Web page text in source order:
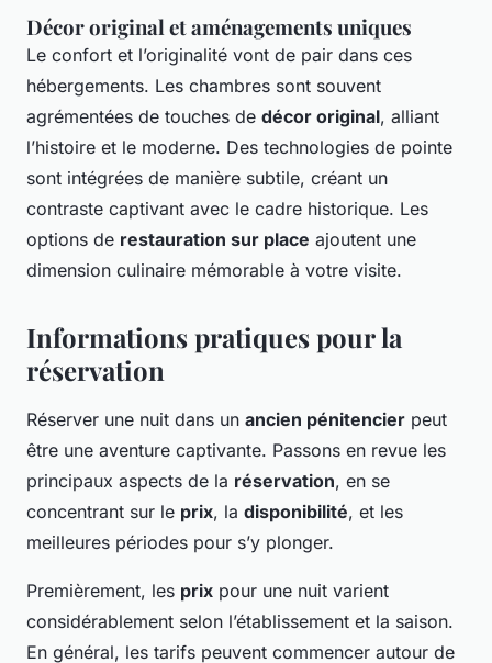
Décor original et aménagements uniques
Le confort et l’originalité vont de pair dans ces
hébergements. Les chambres sont souvent
agrémentées de touches de décor original, alliant
l’histoire et le moderne. Des technologies de pointe
sont intégrées de manière subtile, créant un
contraste captivant avec le cadre historique. Les
options de restauration sur place ajoutent une
dimension culinaire mémorable à votre visite.
Informations pratiques pour la
réservation
Réserver une nuit dans un ancien pénitencier peut
être une aventure captivante. Passons en revue les
principaux aspects de la réservation, en se
concentrant sur le prix, la disponibilité, et les
meilleures périodes pour s’y plonger.
Premièrement, les prix pour une nuit varient
considérablement selon l’établissement et la saison.
En général, les tarifs peuvent commencer autour de